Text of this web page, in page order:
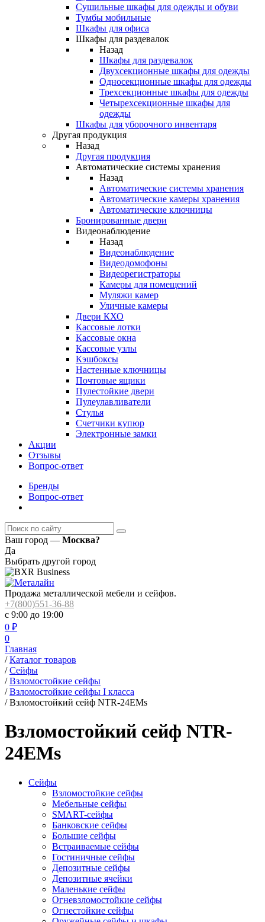
Сушильные шкафы для одежды и обуви
Тумбы мобильные
Шкафы для офиса
Шкафы для раздевалок
Назад
Шкафы для раздевалок
Двухсекционные шкафы для одежды
Односекционные шкафы для одежды
Трехсекционные шкафы для одежды
Четырехсекционные шкафы для
одежды
Шкафы для уборочного инвентаря
Другая продукция
Назад
Другая продукция
Автоматические системы хранения
Назад
Автоматические системы хранения
Автоматические камеры хранения
Автоматические ключницы
Бронированные двери
Видеонаблюдение
Назад
Видеонаблюдение
Видеодомофоны
Видеорегистраторы
Камеры для помещений
Муляжи камер
Уличные камеры
Двери КХО
Кассовые лотки
Кассовые окна
Кассовые узлы
Кэшбоксы
Настенные ключницы
Почтовые ящики
Пулестойкие двери
Пулеулавливатели
Стулья
Счетчики купюр
Электронные замки
Акции
Отзывы
Вопрос-ответ
Бренды
Вопрос-ответ
Ваш город — Москва?
Да
Выбрать другой город
Продажа металлической мебели и сейфов.
+7(800)551-36-88
с 9:00 до 19:00
0 ₽
0
Главная
/ Каталог товаров
/ Сейфы
/ Взломостойкие сейфы
/ Взломостойкие сейфы I класса
/ Взломостойкий сейф NTR-24EMs
Взломостойкий сейф NTR-
24EMs
Сейфы
Взломостойкие сейфы
Мебельные сейфы
SMART-сейфы
Банковские сейфы
Большие сейфы
Встраиваемые сейфы
Гостиничные сейфы
Депозитные сейфы
Депозитные ячейки
Маленькие сейфы
Огневзломостойкие сейфы
Огнестойкие сейфы